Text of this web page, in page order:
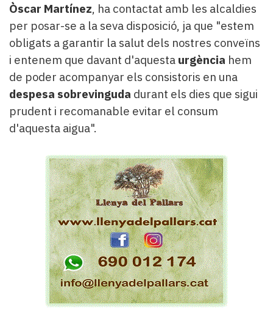
Òscar Martínez, ha contactat amb les alcaldies
per posar-se a la seva disposició, ja que "estem
obligats a garantir la salut dels nostres conveïns
i entenem que davant d'aquesta urgència hem
de poder acompanyar els consistoris en una
despesa sobrevinguda durant els dies que sigui
prudent i recomanable evitar el consum
d'aquesta aigua".